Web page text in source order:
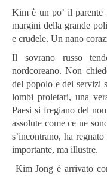
Kim è un po’ il parente
margini della grande
e crudele. Un nano
Il sovrano russo
nordcoreano. Non
del popolo e dei servizi
lombi proletari, una
Paesi si fregiano del
assolute come ce ne
s’incontrano, ha
importante, ma illustre.
Kim Jong è arrivato